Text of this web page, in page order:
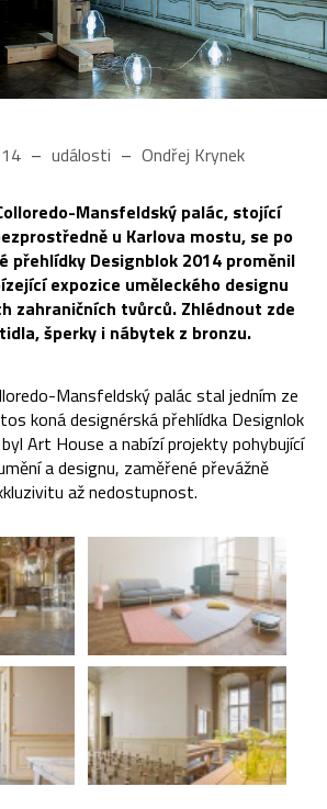
události Ondřej Krynek
Mansfeldský palác, stojící
u Karlova mostu, se po
přehlídky Designblok 2014 proměnil
expozice uměleckého designu
zahraničních tvůrců. Zhlédnout zde
šperky i nábytek z bronzu.
Mansfeldský palác stal jedním ze
koná designérská přehlídka Designlok
Art House a nabízí projekty pohybující
a designu, zaměřené převážně
až nedostupnost.